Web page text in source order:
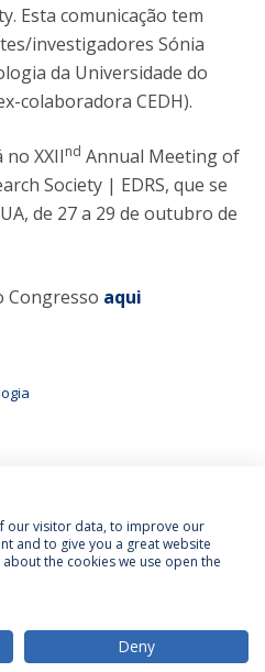
Esta comunicação tem
investigadores Sónia
da Universidade do
colaboradora CEDH).
XXIInd Annual Meeting of
Society | EDRS, que se
de 27 a 29 de outubro de
Congresso aqui
Termos & Condições
our visitor data, to improve our
and to give you a great website
the cookies we use open the
Deny